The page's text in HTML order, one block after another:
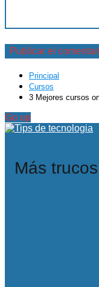
Principal
Cursos
3 Mejores cursos
Go up
Más